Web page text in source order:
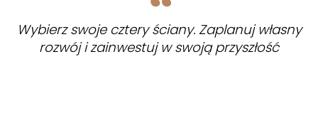
Wybierz swoje cztery ściany. Zaplanuj własny
rozwój i zainwestuj w swoją przyszłość